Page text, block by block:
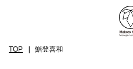
TOP 鮨登喜和